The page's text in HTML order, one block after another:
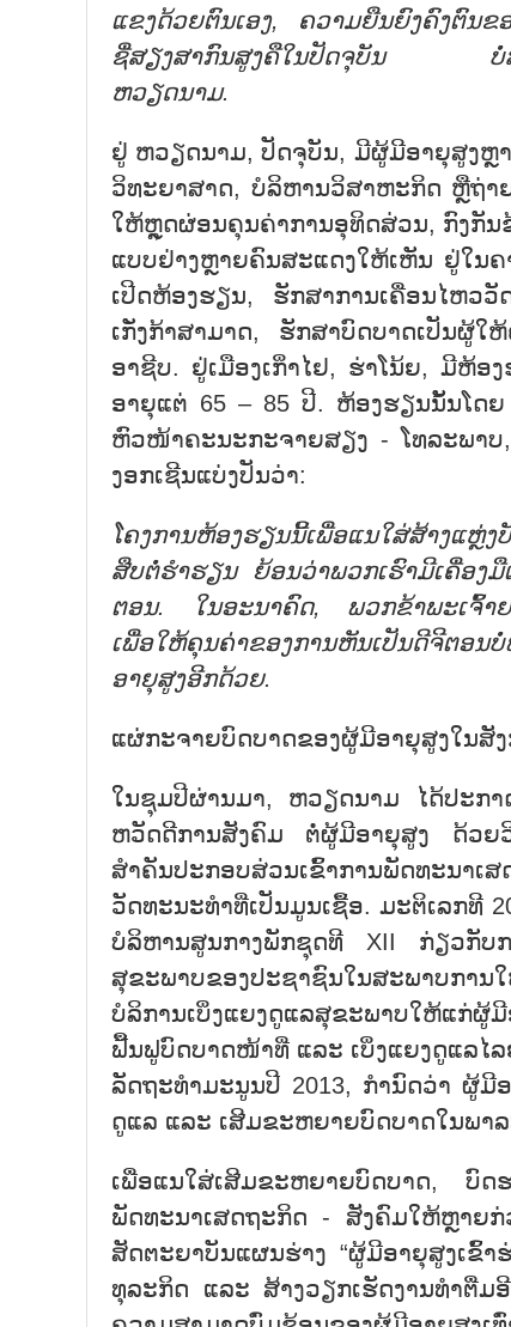
ແຂງດ້ວຍຕົນເອງ, ຄວາມຍືນຍົງຄົງຕົນ
ຊື່ສຽງສາກົນສູງຄືໃນປັດຈຸບັນ ບໍ່ສາມ
ຫວຽດນາມ.
ຢູ່ ຫວຽດນາມ, ປັດຈຸບັນ, ມີຜູ້ມີອາຍຸສູງຫຼ
ວິທະຍາສາດ, ບໍລິຫານວິສາຫະກິດ ຫຼືຖ່າ
ໃຫ້ຫຼຸດຜ່ອນຄຸນຄ່າການອຸທິດສ່ວນ, ກົງກັນ
ແບບຢ່າງຫຼາຍຄົນສະແດງໃຫ້ເຫັນ ຢູ່ໃນ
ເປີດຫ້ອງຮຽນ, ຮັກສາການເຄື່ອນໄຫວ
ເກັ່ງກ້າສາມາດ, ຮັກສາບົດບາດເປັນຜູ້
ອາຊີບ. ຢູ່ເມືອງເກິ່າໄຢ, ຮ່າໂນ້ຍ, ມີຫ້ອ
ອາຍຸແຕ່ 65 – 85 ປີ. ຫ້ອງຮຽນນັ້ນໂດ
ຫົວໜ້າຄະນະກະຈາຍສຽງ - ໂທລະພາ
ງອກເຊີນແບ່ງປັນວ່າ:
ໂຄງການຫ້ອງຮຽນນີ້ເພື່ອແນໃສ່ສ້າງແ
ສືບຕໍ່ຮຳຮຽນ ຍ້ອນວ່າພວກເຮົາມີເຄື່ອງ
ຕອນ. ໃນອະນາຄົດ, ພວກຂ້າພະເຈົ້າຢ
ເພື່ອໃຫ້ຄຸນຄ່າຂອງການຫັນເປັນດີຈີຕອນ
ອາຍຸສູງອີກດ້ວຍ.
ແຜ່ກະຈາຍບົດບາດຂອງຜູ້ມີອາຍຸສູງໃນສັ
ໃນຊຸມປີຜ່ານມາ, ຫວຽດນາມ ໄດ້ປະກ
ຫວັດດີການສັງຄົມ ຕໍ່ຜູ້ມີອາຍຸສູງ ດ້ວຍ
ສຳຄັນປະກອບສ່ວນເຂົ້າການພັດທະນາ
ວັດທະນະທຳທີ່ເປັນມູນເຊື້ອ. ມະຕິເລກທີ
ບໍລິຫານສູນກາງພັກຊຸດທີ XII ກ່ຽວກັບ
ສຸຂະພາບຂອງປະຊາຊົນໃນສະພາບກ
ບໍລິການເບິ່ງແຍງດູແລສຸຂະພາບໃຫ້ແກ່ຜູ້
ຟື້ນຟູບົດບາດໜ້າທີ່ ແລະ ເບິ່ງແຍງດູແລໄ
ລັດຖະທຳມະນູນປີ 2013, ກຳນົດວ່າ ຜູ້ມີ
ດູແລ ແລະ ເສີມຂະຫຍາຍບົດບາດໃນພາ
ເພື່ອແນໃສ່ເສີມຂະຫຍາຍບົດບາດ, ບົ
ພັດທະນາເສດຖະກິດ - ສັງຄົມໃຫ້ຫຼາຍ
ສັດຕະຍາບັນແຜນຮ່າງ “ຜູ້ມີອາຍຸສູງເຂົ້
ທຸລະກິດ ແລະ ສ້າງວຽກເຮັດງານທຳຕື່ມ